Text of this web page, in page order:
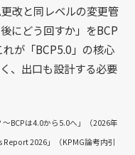
改と同レベルの変更管
にどう回すか」をBCP
が「BCP5.0」の核心
、出口も設計する必要
BCPは4.0から5.0へ」（2026年
2026」（KPMG論考内引